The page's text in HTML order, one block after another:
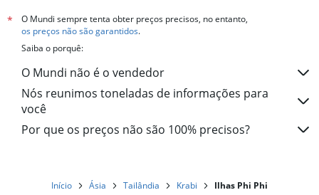
*
O Mundi sempre tenta obter preços precisos, no entanto,
os preços não são garantidos.
Saiba o porquê:
O Mundi não é o vendedor
Nós reunimos toneladas de informações para
você
Por que os preços não são 100% precisos?
Início Ásia Tailândia Krabi Ilhas Phi Phi